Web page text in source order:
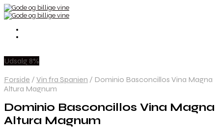
Udsalg 8%
Forside / Vin fra Spanien / Dominio Basconcillos Vina Magna
Altura Magnum
Dominio Basconcillos Vina Magna
Altura Magnum